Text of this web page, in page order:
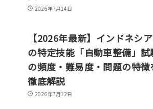
2026年7月14日
【2026年最新】インドネシ
の特定技能「自動車整備」試
の頻度・難易度・問題の特徴
徹底解説
2026年7月12日